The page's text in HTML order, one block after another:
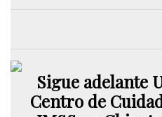
Sigue adelante
Centro de